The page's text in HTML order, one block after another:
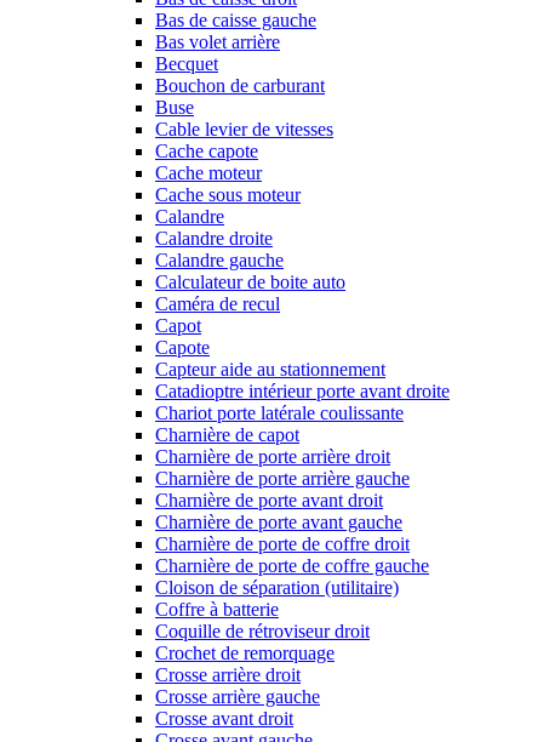
Bas de caisse gauche
Bas volet arrière
Becquet
Bouchon de carburant
Buse
Cable levier de vitesses
Cache capote
Cache moteur
Cache sous moteur
Calandre
Calandre droite
Calandre gauche
Calculateur de boite auto
Caméra de recul
Capot
Capote
Capteur aide au stationnement
Catadioptre intérieur porte avant droite
Chariot porte latérale coulissante
Charnière de capot
Charnière de porte arrière droit
Charnière de porte arrière gauche
Charnière de porte avant droit
Charnière de porte avant gauche
Charnière de porte de coffre droit
Charnière de porte de coffre gauche
Cloison de séparation (utilitaire)
Coffre à batterie
Coquille de rétroviseur droit
Crochet de remorquage
Crosse arrière droit
Crosse arrière gauche
Crosse avant droit